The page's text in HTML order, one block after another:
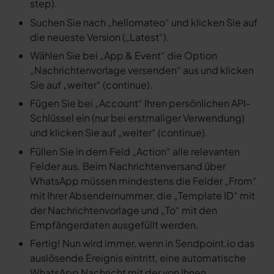
step).
Suchen Sie nach „hellomateo“ und klicken Sie auf
die neueste Version („Latest“).
Wählen Sie bei „App & Event“ die Option
„Nachrichtenvorlage versenden“ aus und klicken
Sie auf „weiter“ (continue).
Fügen Sie bei „Account“ Ihren persönlichen API-
Schlüssel ein (nur bei erstmaliger Verwendung)
und klicken Sie auf „weiter“ (continue).
Füllen Sie in dem Feld „Action“ alle relevanten
Felder aus. Beim Nachrichtenversand über
WhatsApp müssen mindestens die Felder „From“
mit Ihrer Absendernummer, die „Template ID“ mit
der Nachrichtenvorlage und „To“ mit den
Empfängerdaten ausgefüllt werden.
Fertig! Nun wird immer, wenn in Sendpoint.io das
auslösende Ereignis eintritt, eine automatische